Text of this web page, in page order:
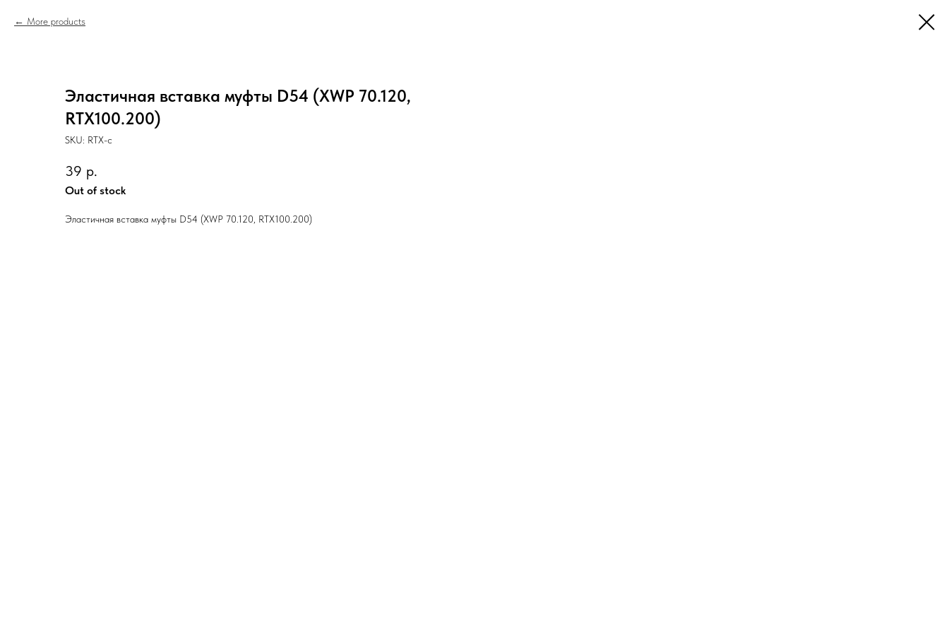
More products
Эластичная вставка муфты D54 (XWP 70.120,
RTX100.200)
SKU: RTX-c
39 р.
Out of stock
Эластичная вставка муфты D54 (XWP 70.120, RTX100.200)